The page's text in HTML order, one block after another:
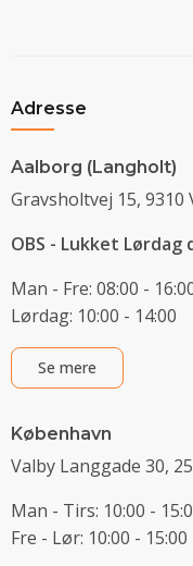
Adresse
Aalborg (Langholt)
Gravsholtvej 15, 9310
OBS - Lukket Lørdag
Man - Fre: 08:00 -
Lørdag: 10:00 - 14:00
Se mere
København
Valby Langgade 30,
Man - Tirs: 10:00 -
Fre - Lør: 10:00 - 15:00